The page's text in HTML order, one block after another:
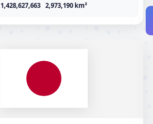
1,428,627,663 2,973,190 km²